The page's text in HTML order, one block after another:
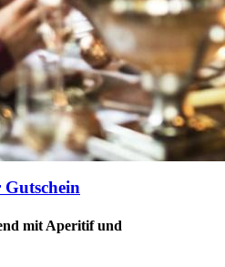
mit Aperitif und